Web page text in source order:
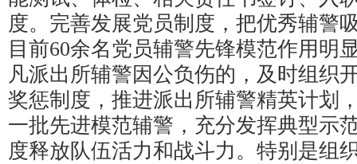
度。完善发展党员制度，把优秀辅警
目前60余名党员辅警先锋模范作用明
凡派出所辅警因公负伤的，及时组织
奖惩制度，推进派出所辅警精英计划
一批先进模范辅警，充分发挥典型示
度释放队伍活力和战斗力。特别是组